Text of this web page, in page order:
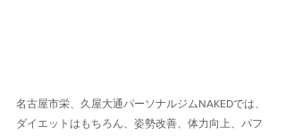
名古屋市栄、久屋大通パーソナルジムNAKEDでは、
ダイエットはもちろん、姿勢改善、体力向上、パフ